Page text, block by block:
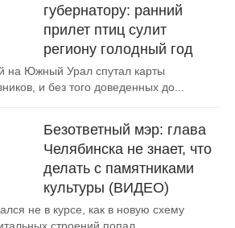
губернатору: ранний
прилет птиц сулит
региону голодный год
на Южный Урал спутал карты
и без того доведенных до...
Безответный мэр: глава
Челябинска не знает, что
делать с памятниками
культуры (ВИДЕО)
не в курсе, как в новую схему